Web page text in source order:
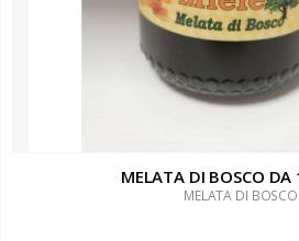
MELATA DI BOSCO DA
MELATA DI BOSCO